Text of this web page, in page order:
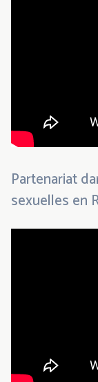
Partenariat
sexuelles en